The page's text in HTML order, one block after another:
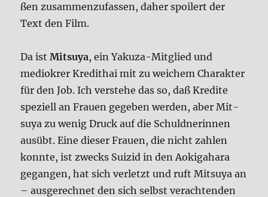
ßen zusam­men­zu­fas­sen, daher spoi­lert der
Text den Film.
Da istMit­su­ya, ein Yaku­za-Mit­glied und
medio­krer Kre­dit­hai mit zu wei­chem Cha­rak­ter
für den Job. Ich ver­ste­he das so, daß Kre­di­te
spe­zi­ell an Frau­en gege­ben wer­den, aber Mit­
su­ya zu wenig Druck auf die Schuld­ne­rin­nen
aus­übt. Eine die­ser Frau­en, die nicht zah­len
konn­te, ist zwecks Sui­zid in den Aoki­ga­ha­ra
gegan­gen, hat sich ver­letzt und ruft Mit­su­ya an
– aus­ge­rech­net den sich selbst ver­ach­ten­den